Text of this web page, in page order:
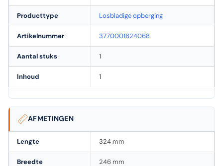
Producttype Losbladige opberging
Artikelnummer 3770001624068
Aantal stuks 1
Inhoud 1
AFMETINGEN
Lengte 324 mm
Breedte 246 mm